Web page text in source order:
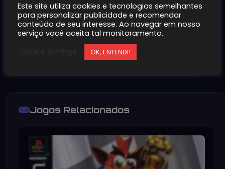
E-mail*
Site
Salvar meus dados neste navegador
para a próxima vez que eu comentar.
Jogos Relacionados
Este site utiliza cookies e tecnologias semelhantes
para personalizar publicidade e recomendar
conteúdo de seu interesse. Ao navegar em nosso
serviço você aceita tal monitoramento.
OK, ENTENDI!